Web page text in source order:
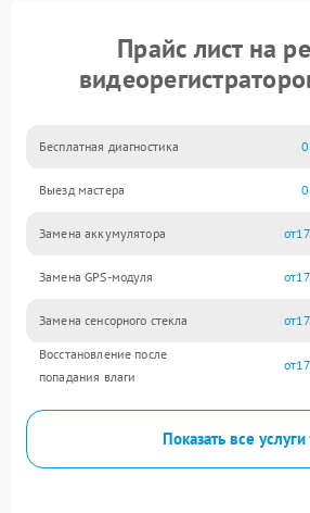
Прайс лист на
Бесплатная диагностика 0
Выезд мастера 0
Замена аккумулятора
Замена GPS-модуля
Замена сенсорного стекла
Восстановление после
попадания влаги
Показать все услуги